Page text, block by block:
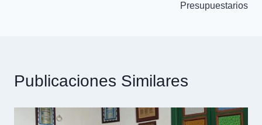
Presupuestarios
Publicaciones Similares